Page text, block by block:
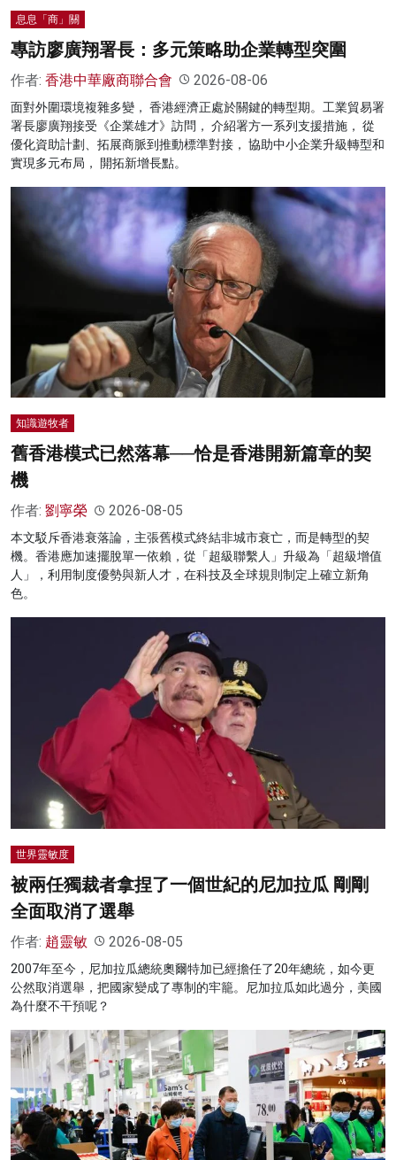
息息「商」關
專訪廖廣翔署長：多元策略助企業轉型突圍
作者: 香港中華廠商聯合會 2026-08-06
面對外圍環境複雜多變， 香港經濟正處於關鍵的轉型期。工業貿易署
署長廖廣翔接受《企業雄才》訪問， 介紹署方一系列支援措施， 從
優化資助計劃、拓展商脈到推動標準對接， 協助中小企業升級轉型和
實現多元布局， 開拓新增長點。
知識遊牧者
舊香港模式已然落幕──恰是香港開新篇章的契
機
作者: 劉寧榮 2026-08-05
本文駁斥香港衰落論，主張舊模式終結非城市衰亡，而是轉型的契
機。香港應加速擺脫單一依賴，從「超級聯繫人」升級為「超級增值
人」，利用制度優勢與新人才，在科技及全球規則制定上確立新角
色。
世界靈敏度
被兩任獨裁者拿捏了一個世紀的尼加拉瓜 剛剛
全面取消了選舉
作者: 趙靈敏 2026-08-05
2007年至今，尼加拉瓜總統奧爾特加已經擔任了20年總統，如今更
公然取消選舉，把國家變成了專制的牢籠。尼加拉瓜如此過分，美國
為什麼不干預呢？